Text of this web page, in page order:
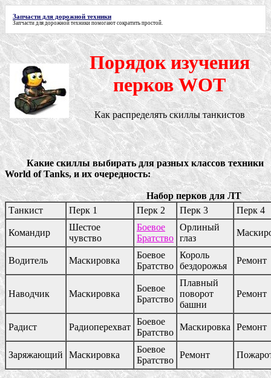
Запчасти для дорожной техники
Запчасти для дорожной техники помогают сократить простой.
Порядок изучения
перков WOT
Как распределять скиллы танкистов
Какие скиллы выбирать для разных классов техники
World of Tanks, и их очередность:
Набор перков для ЛТ
Танкист
Перк 1 Перк 2 Перк 3 Перк 4
Командир
Шестое
чувство
Боевое
Братство
Орлиный
глаз
Водитель Маскировка
Боевое
Братство
Король
бездорожья
Ремонт
Наводчик Маскировка
Боевое
Братство
Плавный
поворот
башни
Ремонт
Радист Радиоперехват
Боевое
Братство
Маскировка Ремонт
Заряжающий Маскировка
Боевое
Братство
Ремонт